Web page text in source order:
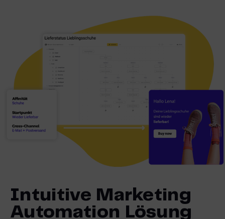
Intuitive Marketing
Automation Lösung